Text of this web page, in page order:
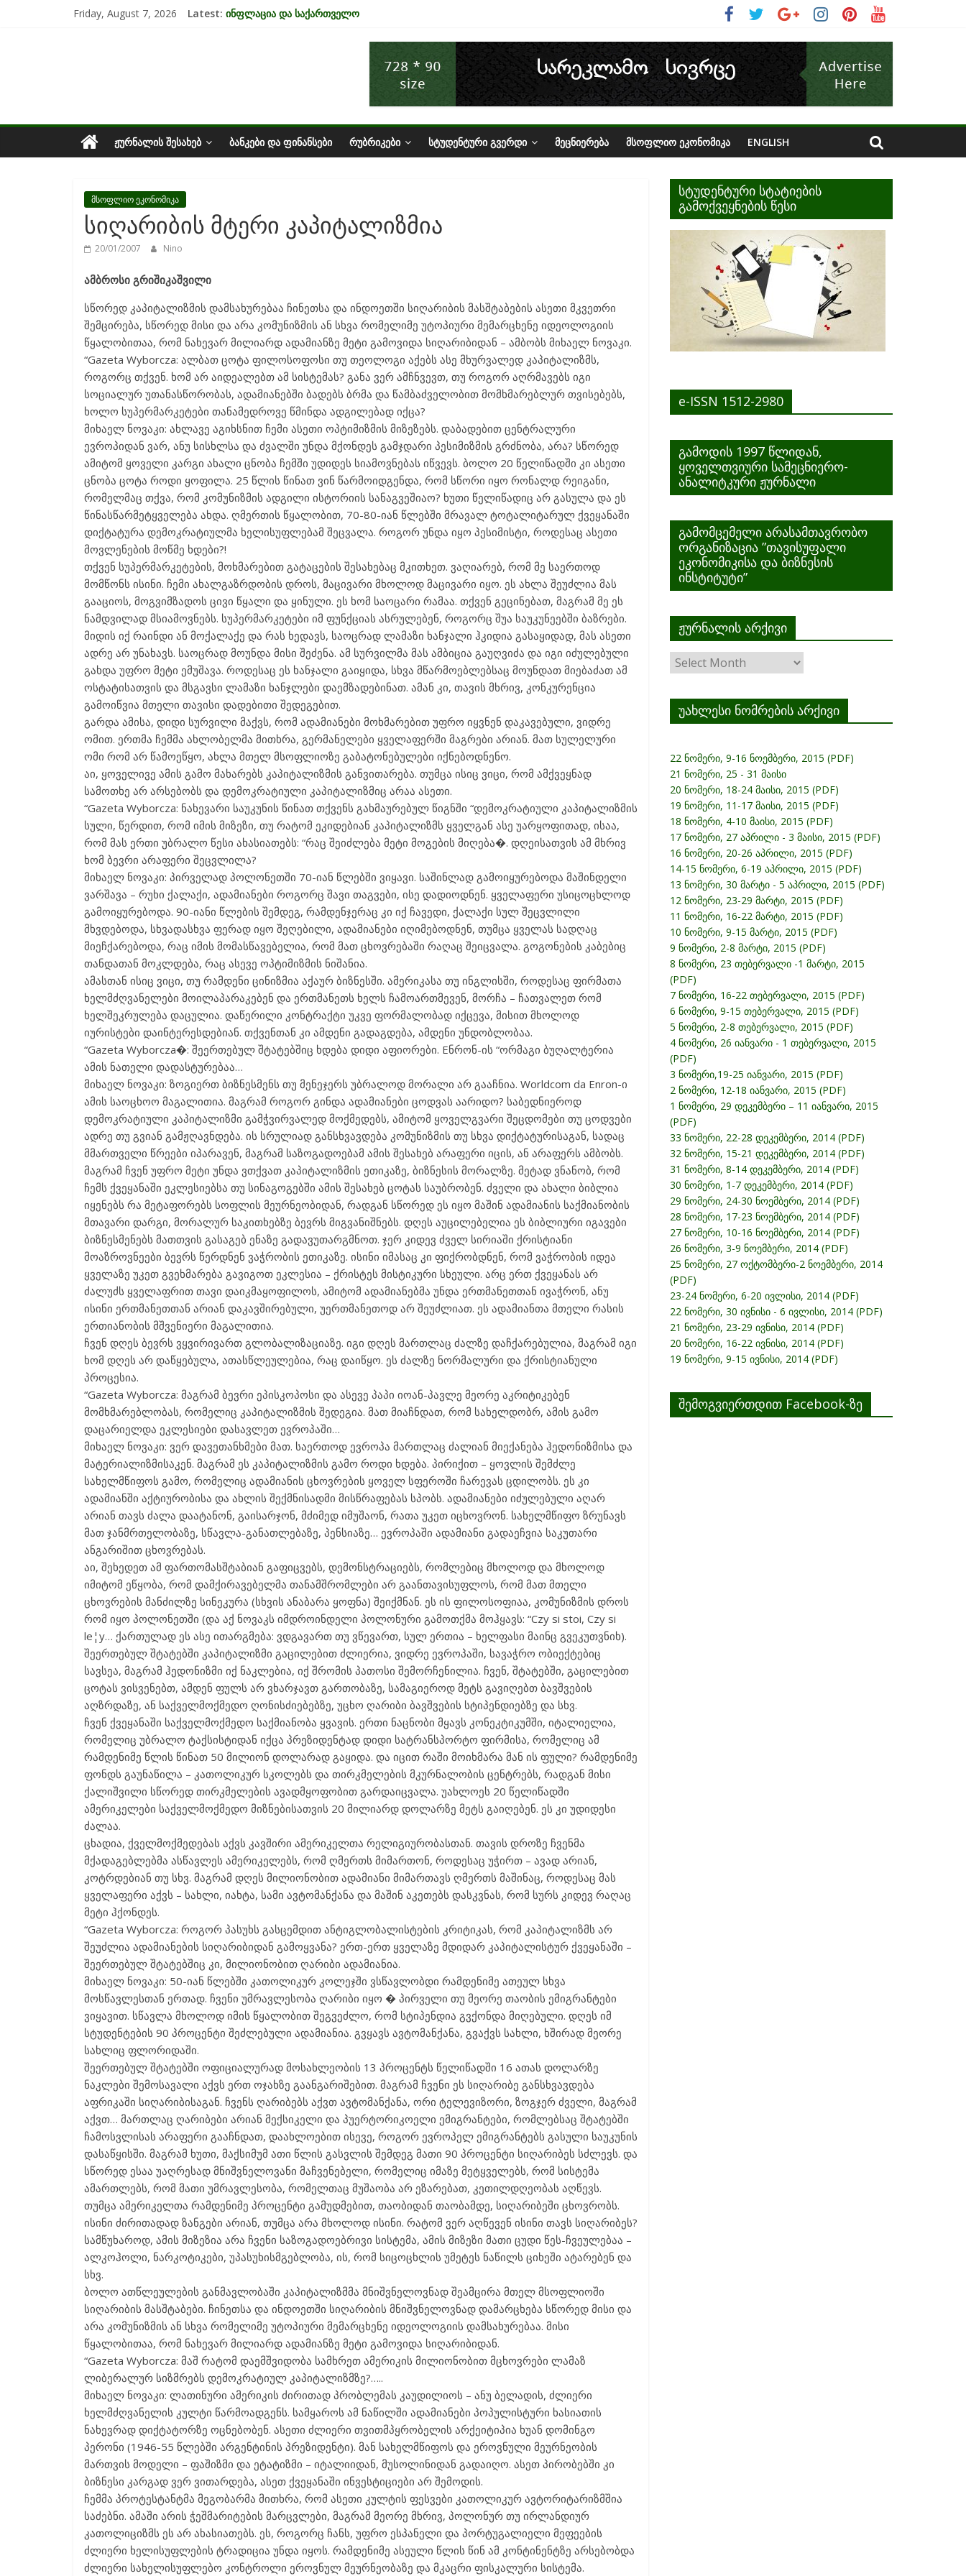
Friday, August 7, 2026 Latest: ინფლაცია და საქართველო
მიგრაციისა და ეკონომიკის ურთიერთკავშირი
EU-ის კანდიდატის სტატუსის ეკონომიკური სარგებელი
უძრავი ქონების ბაზარი საქართველოში
ᲟᲣᲠᲜᲐᲚᲘᲡ ᲨᲔᲡᲐᲮᲔᲑ ᲑᲐᲜᲙᲔᲑᲘ ᲓᲐ ᲤᲘᲜᲐᲜᲡᲔᲑᲘ ᲠᲣᲑᲠᲘᲙᲔᲑᲘ ᲡᲢᲣᲓᲔᲜᲢᲣᲠᲘ ᲒᲕᲔᲠᲓᲘ ᲛᲔᲪᲜᲘᲔᲠᲔᲑᲐ ᲛᲡᲝᲤᲚᲘᲝ ᲔᲙᲝᲜᲝᲛᲘᲙᲐ ENGLISH
მსოფლიო ეკონომიკა
სიღარიბის მტერი კაპიტალიზმია
20/01/2007 Nino
ამბროსი გრიშიკაშვილი
სწორედ კაპიტალიზმის დამსახურებაა ჩინეთსა და ინდოეთში სიღარიბის მასშტაბების ასეთი მკვეთრი
შემცირება, სწორედ მისი და არა კომუნიზმის ან სხვა რომელიმე უტოპიური მემარცხენე იდეოლოგიის
წყალობითაა, რომ ნახევარ მილიარდ ადამიანზე მეტი გამოვიდა სიღარიბიდან – ამბობს მიხაელ ნოვაკი.
“Gazeta Wyborcza: ალბათ ცოტა ფილოსოფოსი თუ თეოლოგი აქებს ასე მხურვალედ კაპიტალიზმს,
როგორც თქვენ. ხომ არ აიდეალებთ ამ სისტემას? განა ვერ ამჩნვევთ, თუ როგორ აღრმავებს იგი
სოციალურ უთანასწორობას, ადამიანებში ბადებს ბრმა და წამბაძველობით მომხმარებლურ თვისებებს,
ხოლო სუპერმარკეტები თანამედროვე წმინდა ადგილებად იქცა?
მიხაელ ნოვაკი: ახლავე აგიხსნით ჩემი ასეთი ოპტიმიზმის მიზეზებს. დაბადებით ცენტრალური
ევროპიდან ვარ, ანუ სისხლსა და ძვალში უნდა მქონდეს გამჯდარი პესიმიზმის გრძნობა, არა? სწორედ
ამიტომ ყოველი კარგი ახალი ცნობა ჩემში უდიდეს სიამოვნებას იწვევს. ბოლო 20 წელიწადში კი ასეთი
ცნობა ცოტა როდი ყოფილა. 25 წლის წინათ ვინ წარმოიდგენდა, რომ სწორი იყო რონალდ რეიგანი,
რომელმაც თქვა, რომ კომუნიზმის ადგილი ისტორიის სანაგვეშიაო? ხუთი წელიწადიც არ გასულა და ეს
წინასწარმეტყველება ახდა. ღმერთის წყალობით, 70-80-იან წლებში მრავალ ტოტალიტარულ ქვეყანაში
დიქტატურა დემოკრატიულმა ხელისუფლებამ შეცვალა. როგორ უნდა იყო პესიმისტი, როდესაც ასეთი
მოვლენების მოწმე ხდები?!
თქვენ სუპერმარკეტების, მოხმარებით გატაცების შესახებაც მკითხეთ. ვაღიარებ, რომ მე საერთოდ
მომწონს ისინი. ჩემი ახალგაზრდობის დროს, მაცივარი მხოლოდ მაცივარი იყო. ეს ახლა შეუძლია მას
გააციოს, მოგვიმზადოს ცივი წყალი და ყინული. ეს ხომ საოცარი რამაა. თქვენ გეცინებათ, მაგრამ მე ეს
ნამდვილად მსიამოვნებს. სუპერმარკეტები იმ ფუნქციას ასრულებენ, როგორც შუა საუკუნეებში ბაზრები.
მიდის იქ რაინდი ან მოქალაქე და რას ხედავს, საოცრად ლამაზი ხანჯალი ჰკიდია გასაყიდად, მას ასეთი
ადრე არ უნახავს. საოცრად მოუნდა მისი შეძენა. ამ სურვილმა მას ამბიცია გაუღვიძა და იგი იძულებული
გახდა უფრო მეტი ემუშავა. როდესაც ეს ხანჯალი გაიყიდა, სხვა მწარმოებლებსაც მოუნდათ მიებაძათ ამ
ოსტატისათვის და მსგავსი ლამაზი ხანჯლები დაემზადებინათ. ამან კი, თავის მხრივ, კონკურენცია
გამოიწვია მთელი თავისი დადებითი შედეგებით.
გარდა ამისა, დიდი სურვილი მაქვს, რომ ადამიანები მოხმარებით უფრო იყვნენ დაკავებული, ვიდრე
ომით. ერთმა ჩემმა ახლობელმა მითხრა, გერმანელები ყველაფერში მაგრები არიან. მათ სულელური
ომი რომ არ წამოეწყო, ახლა მთელ მსოფლიოზე გაბატონებულები იქნებოდნენო.
აი, ყოველივე ამის გამო მახარებს კაპიტალიზმის განვითარება. თუმცა ისიც ვიცი, რომ ამქვეყნად
სამოთხე არ არსებობს და დემოკრატიული კაპიტალიზმიც არაა ასეთი.
“Gazeta Wyborcza: ნახევარი საუკუნის წინათ თქვენს გახმაურებულ წიგნში “დემოკრატიული კაპიტალიზმის
სული, წერდით, რომ იმის მიზეზი, თუ რატომ ეკიდებიან კაპიტალიზმს ყველგან ასე უარყოფითად, ისაა,
რომ მას ერთი უბრალო წესი ახასიათებს: “რაც შეიძლება მეტი მოგების მიღება�. დღეისათვის ამ მხრივ
ხომ ბევრი არაფერი შეცვლილა?
მიხაელ ნოვაკი: პირველად პოლონეთში 70-იან წლებში ვიყავი. საშინლად გამოიყურებოდა მაშინდელი
ვარშავა – რუხი ქალაქი, ადამიანები როგორც შავი თაგვები, ისე დადიოდნენ. ყველაფერი უსიცოცხლოდ
გამოიყურებოდა. 90-იანი წლების შემდეგ, რამდენჯერაც კი იქ ჩავედი, ქალაქი სულ შეცვლილი
მხვდებოდა, სხვადასხვა ფერად იყო შეღებილი, ადამიანები იღიმებოდნენ, თუმცა ყველას სადღაც
მიეჩქარებოდა, რაც იმის მომასწავებელია, რომ მათ ცხოვრებაში რაღაც შეიცვალა. გოგონების კაბებიც
თანდათან მოკლდება, რაც ასევე ოპტიმიზმის ნიშანია.
ამასთან ისიც ვიცი, თუ რამდენი ცინიზმია აქაურ ბიზნესში. ამერიკასა თუ ინგლისში, როდესაც ფირმათა
ხელმძღვანელები მოილაპარაკებენ და ერთმანეთს ხელს ჩამოართმევენ, მორჩა – ჩათვალეთ რომ
ხელშეკრულება დაცულია. დაწერილი კონტრაქტი უკვე ფორმალობად იქცევა, მისით მხოლოდ
იურისტები დაინტერესდებიან. თქვენთან კი ამდენი გადაგდება, ამდენი უნდობლობაა.
“Gazeta Wyborcza�: შეერთებულ შტატებშიც ხდება დიდი აფიორები. Eნრონ-ის “ორმაგი ბუღალტერია
ამის ნათელი დადასტურებაა…
მიხაელ ნოვაკი: ზოგიერთ ბიზნესმენს თუ მენეჯერს უბრალოდ მორალი არ გააჩნია. Worldcom da Enron-ი
ამის საოცხოო მაგალითია. მაგრამ როგორ გინდა ადამიანები ცოდვას აარიდო? საბედნიეროდ
დემოკრატიული კაპიტალიზმი გამჭვირვალედ მოქმედებს, ამიტომ ყოველგვარი შეცდომები თუ ცოდვები
ადრე თუ გვიან გამჟღავნდება. ის სრულიად განსხვავდება კომუნიზმის თუ სხვა დიქტატურისაგან, სადაც
მმართველი წრეები იპარავენ, მაგრამ საზოგადოებამ ამის შესახებ არაფერი იცის, ან არაფერს ამბობს.
მაგრამ ჩვენ უფრო მეტი უნდა ვთქვათ კაპიტალიზმის ეთიკაზე, ბიზნესის მორალზე. მეტად ვნანობ, რომ
ჩემს ქვეყანაში ეკლესიებსა თუ სინაგოგებში ამის შესახებ ცოტას საუბრობენ. ძველი და ახალი ბიბლია
იყენებს რა მეტაფორებს სოფლის მეურნეობიდან, რადგან სწორედ ეს იყო მაშინ ადამიანის საქმიანობის
მთავარი დარგი, მორალურ საკითხებზე ბევრს მიგვანიშნებს. დღეს აუცილებელია ეს ბიბლიური იგავები
ბიზნესმენებს მათთვის გასაგებ ენაზე გადავუთარგმნოთ. ჯერ კიდევ ძველ სირიაში ქრისტიანი
მოაზროვნეები ბევრს წერდნენ ვაჭრობის ეთიკაზე. ისინი იმასაც კი ფიქრობდნენ, რომ ვაჭრობის იდეა
ყველაზე უკეთ გვეხმარება გავიგოთ ეკლესია – ქრისტეს მისტიკური სხეული. არც ერთ ქვეყანას არ
ძალუძს ყველაფრით თავი დაიკმაყოფილოს, ამიტომ ადამიანებმა უნდა ერთმანეთთან ივაჭრონ, ანუ
ისინი ერთმანეთთან არიან დაკავშირებული, უერთმანეთოდ არ შეუძლიათ. ეს ადამიანთა მთელი რასის
ერთიანობის მშვენიერი მაგალითია.
ჩვენ დღეს ბევრს ვყვირივართ გლობალიზაციაზე. იგი დღეს მართლაც ძალზე დაჩქარებულია, მაგრამ იგი
ხომ დღეს არ დაწყებულა, ათასწლეულებია, რაც დაიწყო. ეს ძალზე ნორმალური და ქრისტიანული
პროცესია.
“Gazeta Wyborcza: მაგრამ ბევრი ეპისკოპოსი და ასევე პაპი იოან-პავლე მეორე აკრიტიკებენ
მომხმარებლობას, რომელიც კაპიტალიზმის შედეგია. მათ მიაჩნდათ, რომ სახელდობრ, ამის გამო
დაცარიელდა ეკლესიები დასავლეთ ევროპაში…
მიხაელ ნოვაკი: ვერ დავეთანხმები მათ. საერთოდ ევროპა მართლაც ძალიან მიექანება ჰედონიზმისა და
მატერიალიზმისაკენ. მაგრამ ეს კაპიტალიზმის გამო როდი ხდება. პირიქით – ყოვლის შემძლე
სახელმწიფოს გამო, რომელიც ადამიანის ცხოვრების ყოველ სფეროში ჩარევას ცდილობს. ეს კი
ადამიანში აქტიურობისა და ახლის შექმნისადმი მისწრაფებას სპობს. ადამიანები იძულებული აღარ
არიან თავს ძალა დაატანონ, გაისარჯონ, მძიმედ იმუშაონ, რათა უკეთ იცხოვრონ. სახელმწიფო ზრუნავს
მათ ჯანმრთელობაზე, სწავლა-განათლებაზე, პენსიაზე… ევროპაში ადამიანი გადაეჩვია საკუთარი
ანგარიშით ცხოვრებას.
აი, შეხედეთ ამ ფართომასშტაბიან გაფიცვებს, დემონსტრაციებს, რომლებიც მხოლოდ და მხოლოდ
იმიტომ ეწყობა, რომ დამქირავებელმა თანამშრომლები არ გაანთავისუფლოს, რომ მათ მთელი
ცხოვრების მანძილზე სინეკურა (სხვის ანაბარა ყოფნა) შეიქმნან. ეს ის ფილოსოფიაა, კომუნიზმის დროს
რომ იყო პოლონეთში (და აქ ნოვაკს იმდროინდელი პოლონური გამოთქმა მოჰყავს: “Czy si stoi, Czy si
le¦y… ქართულად ეს ასე ითარგმება: ვდგავართ თუ ვწევართ, სულ ერთია – ხელფასი მაინც გვეკუთვნიხ).
შეერთებულ შტატებში კაპიტალიზმი გაცილებით ძლიერია, ვიდრე ევროპაში, სავაჭრო ობიექტებიც
სავსეა, მაგრამ ჰედონიზმი იქ ნაკლებია, იქ შრომის პათოსი შემორჩენილია. ჩვენ, შტატებში, გაცილებით
ცოტას ვისვენებთ, ამდენ ფულს არ ვხარჯავთ გართობაზე, სამაგიეროდ მეტს გავიღებთ ბავშვების
აღზრდაზე, ან საქველმოქმედო ღონისძიებებზე, უცხო ღარიბი ბავშვების სტიპენდიებზე და სხვ.
ჩვენ ქვეყანაში საქველმოქმედო საქმიანობა ყვავის. ერთი ნაცნობი მყავს კონეკტიკუმში, იტალიელია,
რომელიც უბრალო ტაქსისტიდან იქცა პრეზიდენტად დიდი სატრანსპორტო ფირმისა, რომელიც ამ
რამდენიმე წლის წინათ 50 მილიონ დოლარად გაყიდა. და იცით რაში მოიხმარა მან ის ფული? რამდენიმე
ფონდს გაუნაწილა – კათოლიკურ სკოლებს და თირკმელების მკურნალობის ცენტრებს, რადგან მისი
ქალიშვილი სწორედ თირკმელების ავადმყოფობით გარდაიცვალა. უახლოეს 20 წელიწადში
ამერიკელები საქველმოქმედო მიზნებისათვის 20 მილიარდ დოლარზე მეტს გაიღებენ. ეს კი უდიდესი
ძალაა.
ცხადია, ქველმოქმედებას აქვს კავშირი ამერიკელთა რელიგიურობასთან. თავის დროზე ჩვენმა
მქადაგებლებმა ასწავლეს ამერიკელებს, რომ ღმერთს მიმართონ, როდესაც უჭირთ – ავად არიან,
კოტრდებიან თუ სხვ. მაგრამ დღეს მილიონობით ადამიანი მიმართავს ღმერთს მაშინაც, როდესაც მას
ყველაფერი აქვს – სახლი, იახტა, სამი ავტომანქანა და მაშინ აკეთებს დასკვნას, რომ სურს კიდევ რაღაც
მეტი ჰქონდეს.
“Gazeta Wyborcza: როგორ პასუხს გასცემდით ანტიგლობალისტების კრიტიკას, რომ კაპიტალიზმს არ
შეუძლია ადამიანების სიღარიბიდან გამოყვანა? ერთ-ერთ ყველაზე მდიდარ კაპიტალისტურ ქვეყანაში –
შეერთებულ შტატებშიც კი, მილიონობით ღარიბი ადამიანია.
მიხაელ ნოვაკი: 50-იან წლებში კათოლიკურ კოლეჯში ვსწავლობდი რამდენიმე ათეულ სხვა
მოსწავლესთან ერთად. ჩვენი უმრავლესობა ღარიბი იყო � პირველი თუ მეორე თაობის ემიგრანტები
ვიყავით. სწავლა მხოლოდ იმის წყალობით შეგვეძლო, რომ სტიპენდია გვქონდა მიღებული. დღეს იმ
სტუდენტების 90 პროცენტი შეძლებული ადამიანია. გვყავს ავტომანქანა, გვაქვს სახლი, ხშირად მეორე
სახლიც ფლორიდაში.
შეერთებულ შტატებში ოფიციალურად მოსახლეობის 13 პროცენტს წელიწადში 16 ათას დოლარზე
ნაკლები შემოსავალი აქვს ერთ ოჯახზე გაანგარიშებით. მაგრამ ჩვენი ეს სიღარიბე განსხვავდება
აფრიკაში სიღარიბისაგან. ჩვენს ღარიბებს აქვთ ავტომანქანა, ორი ტელევიზორი, ზოგჯერ ძველი, მაგრამ
აქვთ… მართლაც ღარიბები არიან მექსიკელი და პუერტორიკოელი ემიგრანტები, რომლებსაც შტატებში
ჩამოსვლისას არაფერი გააჩნდათ, დაახლოებით ისევე, როგორ ევროპელ ემიგრანტებს გასული საუკუნის
დასაწყისში. მაგრამ ხუთი, მაქსიმუმ ათი წლის გასვლის შემდეგ მათი 90 პროცენტი სიღარიბეს სძლევს. და
სწორედ ესაა უაღრესად მნიშვნელოვანი მაჩვენებელი, რომელიც იმაზე მეტყველებს, რომ სისტემა
ამართლებს, რომ მათი უმრავლესობა, რომელთაც მუშაობა არ ეზარებათ, კეთილდღეობას აღწევს.
თუმცა ამერიკელთა რამდენიმე პროცენტი გამუდმებით, თაობიდან თაობამდე, სიღარიბეში ცხოვრობს.
ისინი ძირითადად ზანგები არიან, თუმცა არა მხოლოდ ისინი. რატომ ვერ აღწევენ ისინი თავს სიღარიბეს?
სამწუხაროდ, ამის მიზეზია არა ჩვენი საზოგადოებრივი სისტემა, ამის მიზეზი მათი ცუდი წეს-ჩვეულებაა –
ალკოჰოლი, ნარკოტიკები, უპასუხისმგებლობა, ის, რომ სიცოცხლის უმეტეს ნაწილს ციხეში ატარებენ და
სხვ.
ბოლო ათწლეულების განმავლობაში კაპიტალიზმმა მნიშვნელოვნად შეამცირა მთელ მსოფლიოში
სიღარიბის მასშტაბები. ჩინეთსა და ინდოეთში სიღარიბის მნიშვნელოვნად დამარცხება სწორედ მისი და
არა კომუნიზმის ან სხვა რომელიმე უტოპიური მემარცხენე იდეოლოგიის დამსახურებაა. მისი
წყალობითაა, რომ ნახევარ მილიარდ ადამიანზე მეტი გამოვიდა სიღარიბიდან.
“Gazeta Wyborcza: მაშ რატომ დაემშვიდობა სამხრეთ ამერიკის მილიონობით მცხოვრები ლამაზ
ლიბერალურ სიზმრებს დემოკრატიულ კაპიტალიზმზე?…..
მიხაელ ნოვაკი: ლათინური ამერიკის ძირითად პრობლემას კაუდილიოს – ანუ ბელადის, ძლიერი
ხელმძღვანელის კულტი წარმოადგენს. სამყაროს ამ ნაწილში ადამიანები პოპულისტური ხასიათის
ნახევრად დიქტატორზე ოცნებობენ. ასეთი ძლიერი თვითმპყრობელის არქეიტიპია ხუან დომინგო
პერონი (1946-55 წლებში არგენტინის პრეზიდენტი). მან სახელმწიფოს და ეროვნული მეურნეობის
მართვის მოდელი – ფაშიზმი და ეტატიზმი – იტალიიდან, მუსოლინიდან გადაიღო. ასეთ პირობებში კი
ბიზნესი კარგად ვერ ვითარდება, ასეთ ქვეყანაში ინვესტიციები არ შემოდის.
ჩემმა პროტესტანტმა მეგობარმა მითხრა, რომ ასეთი კულტის ფესვები კათოლიკურ ავტორიტარიზმშია
საძებნი. ამაში არის ჭეშმარიტების მარცვლები, მაგრამ მეორე მხრივ, პოლონურ თუ ირლანდიურ
კათოლიციზმს ეს არ ახასიათებს. ეს, როგორც ჩანს, უფრო ესპანელი და პორტუგალიელი მეფეების
ძლიერი ხელისუფლების ტრადიცია უნდა იყოს. რამდენიმე ასეული წლის წინ ამ კონტინენტზე არსებობდა
ძლიერი სახელისუფლებო კონტროლი ეროვნულ მეურნეობაზე და მკაცრი ფისკალური სისტემა.
სტუდენტური სტატიების
გამოქვეყნების წესი
e-ISSN 1512-2980
გამოდის 1997 წლიდან,
ყოველთვიური სამეცნიერო-
ანალიტკური ჟურნალი
გამომცემელი არასამთავრობო
ორგანიზაცია ”თავისუფალი
ეკონომიკისა და ბიზნესის
ინსტიტუტი”
ჟურნალის არქივი
ჟურნალის
არქივი
უახლესი ნომრების არქივი
22 ნომერი, 9-16 ნოემბერი, 2015 (PDF)
21 ნომერი, 25 - 31 მაისი
20 ნომერი, 18-24 მაისი, 2015 (PDF)
19 ნომერი, 11-17 მაისი, 2015 (PDF)
18 ნომერი, 4-10 მაისი, 2015 (PDF)
17 ნომერი, 27 აპრილი - 3 მაისი, 2015 (PDF)
16 ნომერი, 20-26 აპრილი, 2015 (PDF)
14-15 ნომერი, 6-19 აპრილი, 2015 (PDF)
13 ნომერი, 30 მარტი - 5 აპრილი, 2015 (PDF)
12 ნომერი, 23-29 მარტი, 2015 (PDF)
11 ნომერი, 16-22 მარტი, 2015 (PDF)
10 ნომერი, 9-15 მარტი, 2015 (PDF)
9 ნომერი, 2-8 მარტი, 2015 (PDF)
8 ნომერი, 23 თებერვალი -1 მარტი, 2015
(PDF)
7 ნომერი, 16-22 თებერვალი, 2015 (PDF)
6 ნომერი, 9-15 თებერვალი, 2015 (PDF)
5 ნომერი, 2-8 თებერვალი, 2015 (PDF)
4 ნომერი, 26 იანვარი - 1 თებერვალი, 2015
(PDF)
3 ნომერი,19-25 იანვარი, 2015 (PDF)
2 ნომერი, 12-18 იანვარი, 2015 (PDF)
1 ნომერი, 29 დეკემბერი – 11 იანვარი, 2015
(PDF)
33 ნომერი, 22-28 დეკემბერი, 2014 (PDF)
32 ნომერი, 15-21 დეკემბერი, 2014 (PDF)
31 ნომერი, 8-14 დეკემბერი, 2014 (PDF)
30 ნომერი, 1-7 დეკემბერი, 2014 (PDF)
29 ნომერი, 24-30 ნოემბერი, 2014 (PDF)
28 ნომერი, 17-23 ნოემბერი, 2014 (PDF)
27 ნომერი, 10-16 ნოემბერი, 2014 (PDF)
26 ნომერი, 3-9 ნოემბერი, 2014 (PDF)
25 ნომერი, 27 ოქტომბერი-2 ნოემბერი, 2014
(PDF)
23-24 ნომერი, 6-20 ივლისი, 2014 (PDF)
22 ნომერი, 30 ივნისი - 6 ივლისი, 2014 (PDF)
21 ნომერი, 23-29 ივნისი, 2014 (PDF)
20 ნომერი, 16-22 ივნისი, 2014 (PDF)
19 ნომერი, 9-15 ივნისი, 2014 (PDF)
შემოგვიერთდით Facebook-ზე